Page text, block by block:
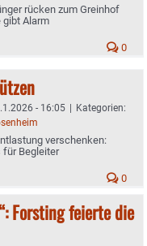
rücken zum Greinhof
gibt Alarm
0
- 16:05 | Kategorien:
verschenken:
für Begleiter
0
Forsting feierte die